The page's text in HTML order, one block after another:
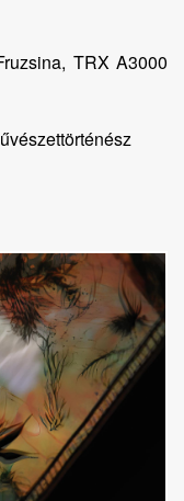
TRX A3000